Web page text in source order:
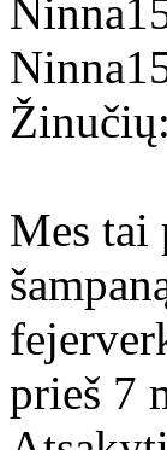
Mes tai
prieš 7